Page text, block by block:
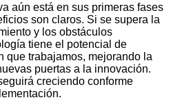
aún está en sus primeras fases
son claros. Si se supera la
y los obstáculos
tiene el potencial de
que trabajamos, mejorando la
puertas a la innovación.
creciendo conforme